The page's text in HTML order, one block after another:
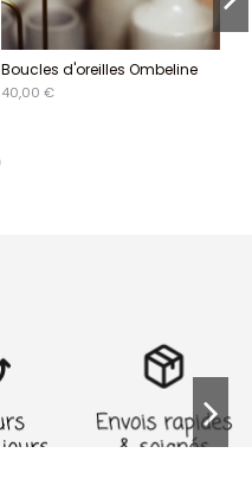
Boucles d'oreilles Ombeline
40,00 €